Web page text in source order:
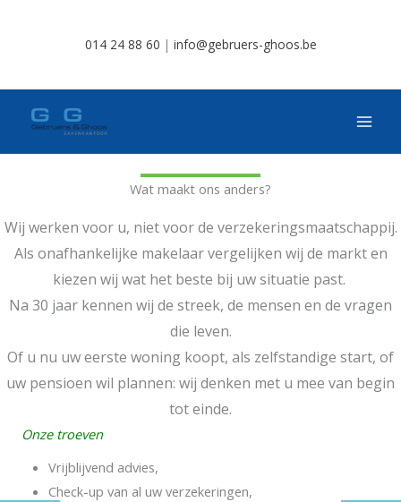
014 24 88 60 | info@gebruers-ghoos.be
Wat maakt ons anders?
Wij werken voor u, niet voor de verzekeringsmaatschappij.
Als onafhankelijke makelaar vergelijken wij de markt en
kiezen wij wat het beste bij uw situatie past.
Na 30 jaar kennen wij de streek, de mensen en de vragen
die leven.
Of u nu uw eerste woning koopt, als zelfstandige start, of
uw pensioen wil plannen: wij denken met u mee van begin
tot einde.
Onze troeven
Vrijblijvend advies,
Check-up van al uw verzekeringen,